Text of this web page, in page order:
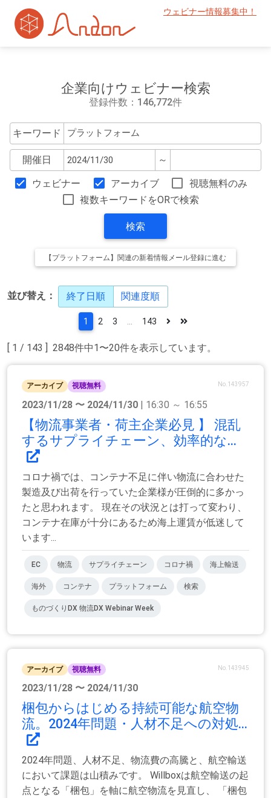
ウェビナー情報募集中！
企業向けウェビナー検索
登録件数：146,772件
キーワード
開催日 ～
ウェビナー アーカイブ
視聴無料のみ
複数キーワードをORで検索
検索
【プラットフォーム】関連の新着情報メール登録に進む
並び替え： 終了日順 関連度順
[ 1 / 143 ] 2848件中1〜20件を表示しています。
1 2 3 143
アーカイブ 視聴無料 No.143957
2023/11/28 〜 2024/11/30 | 16:30 ～ 16:55
【物流事業者・荷主企業必見 】 混乱
するサプライチェーン、効率的な...
コロナ禍では、コンテナ不足に伴い物流に合わせた
製造及び出荷を行っていた企業様が圧倒的に多かっ
たと思われます。 現在その状況とは打って変わり、
コンテナ在庫が十分にあるため海上運賃が低迷して
います...
EC 物流 サプライチェーン コロナ禍 海上輸送
海外 コンテナ プラットフォーム 検索
ものづくりDX 物流DX Webinar Week
アーカイブ 視聴無料 No.143945
2023/11/28 〜 2024/11/30
梱包からはじめる持続可能な航空物
流。2024年問題・人材不足への対処...
2024年問題、人材不足、物流費の高騰と、航空輸送
において課題は山積みです。 Willboxは航空輸送の起
点となる「梱包」を軸に航空物流を見直し、 「梱包